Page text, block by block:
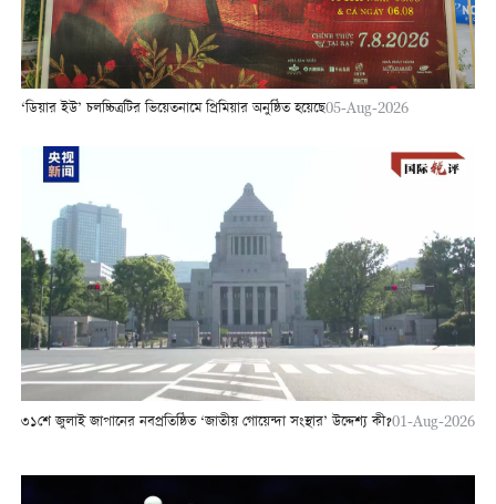
‘ডিয়ার ইউ’ চলচ্চিত্রটির ভিয়েতনামে প্রিমিয়ার অনুষ্ঠিত হয়েছে05-Aug-2026
৩১শে জুলাই জাপানের নবপ্রতিষ্ঠিত ‘জাতীয় গোয়েন্দা সংস্থার’ উদ্দেশ্য কী?01-Aug-2026